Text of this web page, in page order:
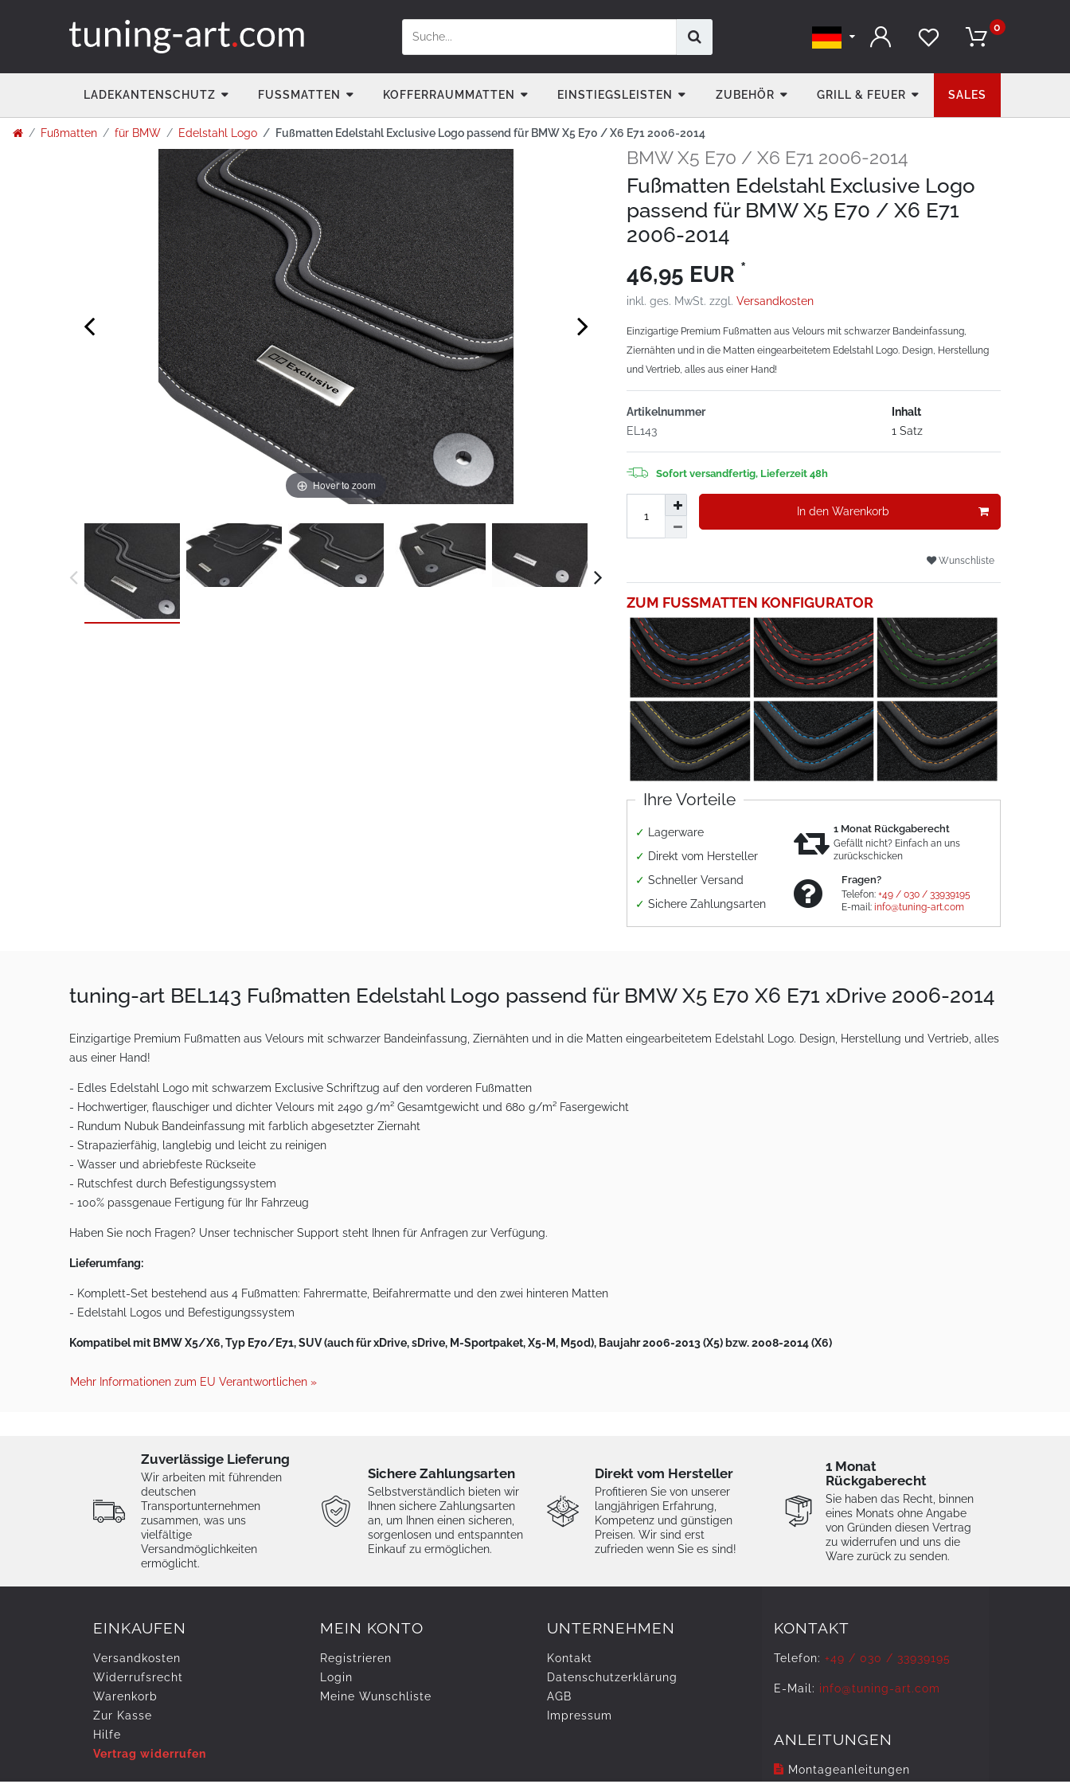
0
LADEKANTENSCHUTZ FUSSMATTEN KOFFERRAUMMATTEN EINSTIEGSLEISTEN ZUBEHÖR GRILL & FEUER SALES
Fußmatten für BMW Edelstahl Logo Fußmatten Edelstahl Exclusive Logo passend für BMW X5 E70 / X6 E71 2006-2014
Hover to zoom
BMW X5 E70 / X6 E71 2006-2014
Fußmatten Edelstahl Exclusive Logo
passend für BMW X5 E70 / X6 E71
2006-2014
46,95 EUR *
inkl. ges. MwSt. zzgl. Versandkosten
Einzigartige Premium Fußmatten aus Velours mit schwarzer Bandeinfassung,
Ziernähten und in die Matten eingearbeitetem Edelstahl Logo. Design, Herstellung
und Vertrieb, alles aus einer Hand!
Artikelnummer
EL143
Inhalt
1 Satz
Sofort versandfertig, Lieferzeit 48h
In den Warenkorb
Wunschliste
ZUM FUSSMATTEN KONFIGURATOR
Ihre Vorteile
✓ Lagerware
✓ Direkt vom Hersteller
✓ Schneller Versand
✓ Sichere Zahlungsarten
1 Monat Rückgaberecht
Gefällt nicht? Einfach an uns
zurückschicken
Fragen?
Telefon:+49 / 030 / 33939195
E-mail:info@tuning-art.com
tuning-art BEL143 Fußmatten Edelstahl Logo passend für BMW X5 E70 X6 E71 xDrive 2006-2014
Einzigartige Premium Fußmatten aus Velours mit schwarzer Bandeinfassung, Ziernähten und in die Matten eingearbeitetem Edelstahl Logo. Design, Herstellung und Vertrieb, alles
aus einer Hand!
- Edles Edelstahl Logo mit schwarzem Exclusive Schriftzug auf den vorderen Fußmatten
- Hochwertiger, flauschiger und dichter Velours mit 2490 g/m² Gesamtgewicht und 680 g/m² Fasergewicht
- Rundum Nubuk Bandeinfassung mit farblich abgesetzter Ziernaht
- Strapazierfähig, langlebig und leicht zu reinigen
- Wasser und abriebfeste Rückseite
- Rutschfest durch Befestigungssystem
- 100% passgenaue Fertigung für Ihr Fahrzeug
Haben Sie noch Fragen? Unser technischer Support steht Ihnen für Anfragen zur Verfügung.
Lieferumfang:
- Komplett-Set bestehend aus 4 Fußmatten: Fahrermatte, Beifahrermatte und den zwei hinteren Matten
- Edelstahl Logos und Befestigungssystem
Kompatibel mit BMW X5/X6, Typ E70/E71, SUV (auch für xDrive, sDrive, M-Sportpaket, X5-M, M50d), Baujahr 2006-2013 (X5) bzw. 2008-2014 (X6)
Mehr Informationen zum EU Verantwortlichen »
Zuverlässige Lieferung
Wir arbeiten mit führenden
deutschen
Transportunternehmen
zusammen, was uns
vielfältige
Versandmöglichkeiten
ermöglicht.
Sichere Zahlungsarten
Selbstverständlich bieten wir
Ihnen sichere Zahlungsarten
an, um Ihnen einen sicheren,
sorgenlosen und entspannten
Einkauf zu ermöglichen.
Direkt vom Hersteller
Profitieren Sie von unserer
langjährigen Erfahrung,
Kompetenz und günstigen
Preisen. Wir sind erst
zufrieden wenn Sie es sind!
1 Monat
Rückgaberecht
Sie haben das Recht, binnen
eines Monats ohne Angabe
von Gründen diesen Vertrag
zu widerrufen und uns die
Ware zurück zu senden.
EINKAUFEN
Versandkosten
Widerrufs­recht
Warenkorb
Zur Kasse
Hilfe
Vertrag widerrufen
MEIN KONTO
Registrieren
Login
Meine Wunschliste
UNTERNEHMEN
Kontakt
Daten­schutz­erklärung
AGB
Impressum
KONTAKT
Telefon: +49 / 030 / 33939195
E-Mail: info@tuning-art.com
ANLEITUNGEN
Montageanleitungen